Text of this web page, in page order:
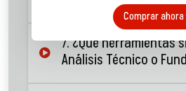
7. ¿Qué herramientas
Análisis Técnico o
Comprar ahora